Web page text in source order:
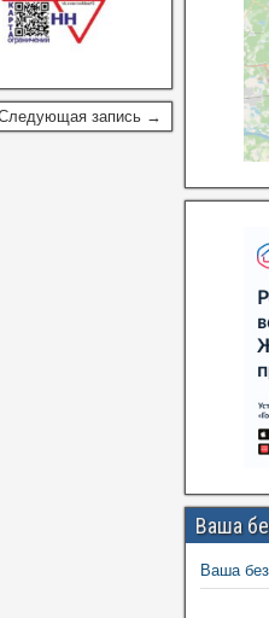
запись →
Ваша
Ваша